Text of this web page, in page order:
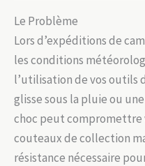
Le Problème
Lors d’expéditions de
les conditions
l’utilisation de vos outils
glisse sous la pluie ou
choc peut compromettre
couteaux de collection
résistance nécessaire